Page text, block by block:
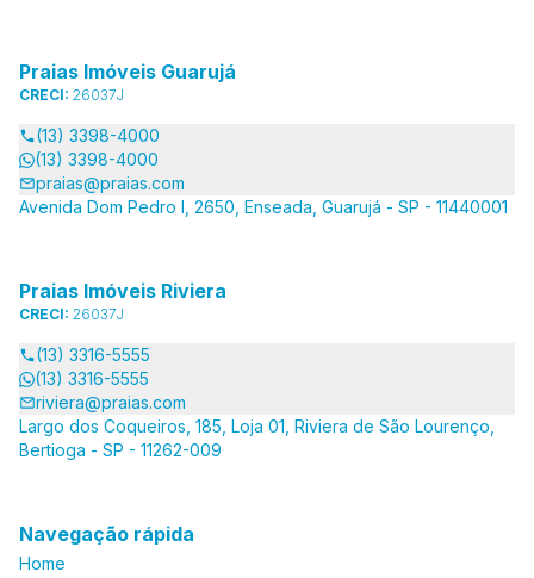
Praias Imóveis Guarujá
CRECI: 26037J
(13) 3398-4000
(13) 3398-4000
praias@praias.com
Avenida Dom Pedro I, 2650, Enseada, Guarujá - SP - 11440001
Praias Imóveis Riviera
CRECI: 26037J
(13) 3316-5555
(13) 3316-5555
riviera@praias.com
Largo dos Coqueiros, 185, Loja 01, Riviera de São Lourenço,
Bertioga - SP - 11262-009
Navegação rápida
Home